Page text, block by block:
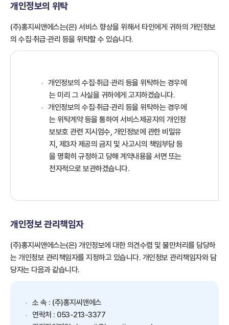
개인정보의 위탁
(주)홍지씨앤에스는(은) 서비스 향상을 위해서 타인에게 귀하의 개인정보
의 수집·취급·관리 등을 위탁할 수 있습니다.
개인정보의 수집·취급·관리 등을 위탁하는 경우에
는 미리 그 사실을 귀하에게 고지하겠습니다.
개인정보의 수집·취급·관리 등을 위탁하는 경우에
는 위탁계약 등을 통하여 서비스제공자의 개인정
보보호 관련 지시엄수, 개인정보에 관한 비밀유
지, 제3자 제공의 금지 및 사고시의 책임부담 등
을 명확히 규정하고 당해 계약내용을 서면 또는
전자적으로 보관하겠습니다.
개인정보 관리책임자
(주)홍지씨앤에스는(은) 개인정보에 대한 의견수렴 및 불만처리를 담당하
는 개인정보 관리책임자를 지정하고 있습니다. 개인정보 관리책임자와 담
당자는 다음과 같습니다.
소 속 : (주)홍지씨앤에스
연락처 : 053-213-3377